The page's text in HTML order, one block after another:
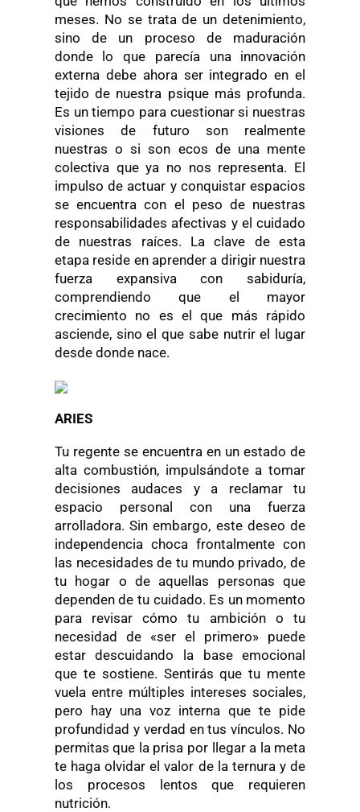
meses. No se trata de un detenimiento,
sino de un proceso de maduración
donde lo que parecía una innovación
externa debe ahora ser integrado en el
tejido de nuestra psique más profunda.
Es un tiempo para cuestionar si nuestras
visiones de futuro son realmente
nuestras o si son ecos de una mente
colectiva que ya no nos representa. El
impulso de actuar y conquistar espacios
se encuentra con el peso de nuestras
responsabilidades afectivas y el cuidado
de nuestras raíces. La clave de esta
etapa reside en aprender a dirigir nuestra
fuerza expansiva con sabiduría,
comprendiendo que el mayor
crecimiento no es el que más rápido
asciende, sino el que sabe nutrir el lugar
desde donde nace.
ARIES
Tu regente se encuentra en un estado de
alta combustión, impulsándote a tomar
decisiones audaces y a reclamar tu
espacio personal con una fuerza
arrolladora. Sin embargo, este deseo de
independencia choca frontalmente con
las necesidades de tu mundo privado, de
tu hogar o de aquellas personas que
dependen de tu cuidado. Es un momento
para revisar cómo tu ambición o tu
necesidad de «ser el primero» puede
estar descuidando la base emocional
que te sostiene. Sentirás que tu mente
vuela entre múltiples intereses sociales,
pero hay una voz interna que te pide
profundidad y verdad en tus vínculos. No
permitas que la prisa por llegar a la meta
te haga olvidar el valor de la ternura y de
los procesos lentos que requieren
nutrición.